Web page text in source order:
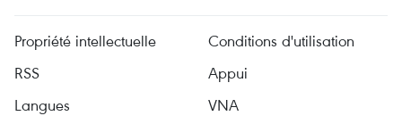
Propriété intellectuelle
Conditions d'utilisation
RSS
Appui
Langues
VNA